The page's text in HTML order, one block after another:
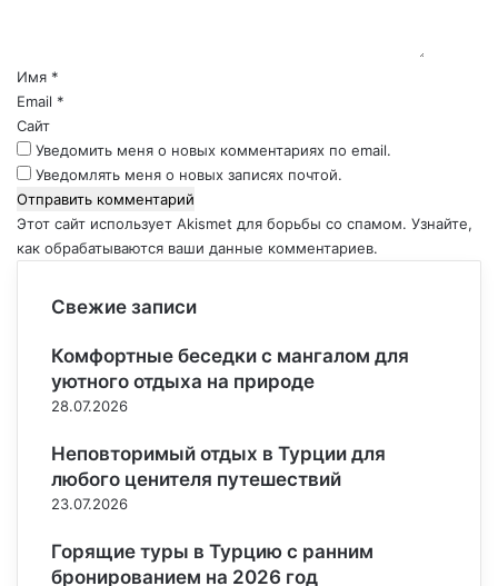
р
и
й
*
Имя *
Email *
Сайт
Уведомить меня о новых комментариях по email.
Уведомлять меня о новых записях почтой.
Этот сайт использует Akismet для борьбы со спамом. Узнайте,
как обрабатываются ваши данные комментариев.
Свежие записи
Комфортные беседки с мангалом для
уютного отдыха на природе
28.07.2026
Неповторимый отдых в Турции для
любого ценителя путешествий
23.07.2026
Горящие туры в Турцию с ранним
бронированием на 2026 год